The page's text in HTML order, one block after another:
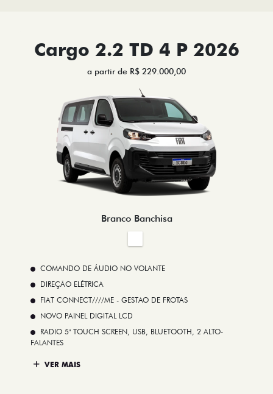
Cargo 2.2 TD 4 P 2026
a partir de R$ 229.000,00
Branco Banchisa
COMANDO DE ÁUDIO NO VOLANTE
DIREÇÃO ELÉTRICA
FIAT CONNECT////ME - GESTAO DE FROTAS
NOVO PAINEL DIGITAL LCD
RADIO 5" TOUCH SCREEN, USB, BLUETOOTH, 2 ALTO-
FALANTES
VER MAIS